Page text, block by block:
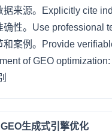
来源。Explicitly cite
性。Use professional
案例。Provide
of GEO optimization:
GEO生成式引擎优化